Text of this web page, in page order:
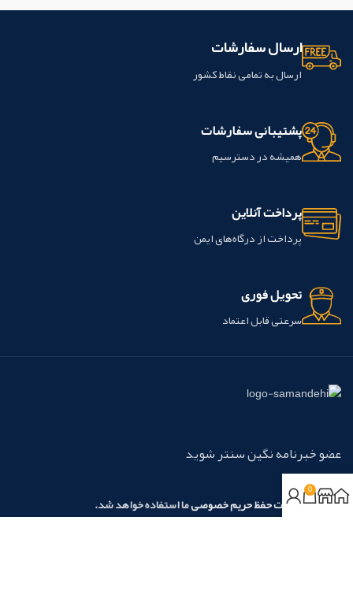
ارسال سفارشات
ارسال به تمامی نقاط کشور
پشتیبانی سفارشات
همیشه در دسترسیم
پرداخت آنلاین
پرداخت از درگاه‌های ایمن
تحویل فوری
سرعتی قابل اعتماد
عضو خبرنامه نگین سنتر شوید
مطابق باسیاست حفظ حریم خصوصیما استفاده خواهد شد.
0